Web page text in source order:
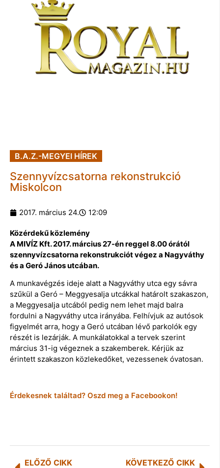
B.A.Z.-MEGYEI HÍREK
Szennyvízcsatorna rekonstrukció
Miskolcon
2017. március 24. 12:09
Közérdekű közlemény
A MIVÍZ Kft. 2017. március 27-én reggel 8.00 órától
szennyvízcsatorna rekonstrukciót végez a Nagyváthy
és a Geró János utcában.
A munkavégzés ideje alatt a Nagyváthy utca egy sávra
szűkül a Geró – Meggyesalja utcákkal határolt szakaszon,
a Meggyesalja utcából pedig nem lehet majd balra
fordulni a Nagyváthy utca irányába. Felhívjuk az autósok
figyelmét arra, hogy a Geró utcában lévő parkolók egy
részét is lezárják. A munkálatokkal a tervek szerint
március 31-ig végeznek a szakemberek. Kérjük az
érintett szakaszon közlekedőket, vezessenek óvatosan.
Érdekesnek találtad? Oszd meg a Facebookon!
ELŐZŐ CIKK KÖVETKEZŐ CIKK